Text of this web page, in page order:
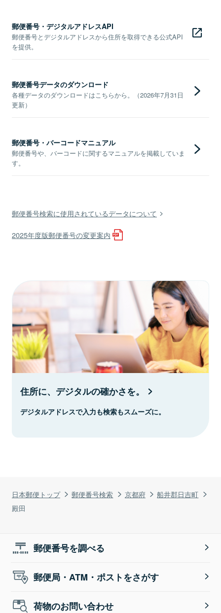
日本郵便トップ 郵便番号検索 京都府
船井郡日吉町
殿田
郵便番号・デジタルアドレスAPI
郵便番号とデジタルアドレスから住所を取得できる公式API
を提供。
郵便番号データのダウンロード
各種データのダウンロードはこちらから。（2026年7月31日
更新）
郵便番号・バーコードマニュアル
郵便番号や、バーコードに関するマニュアルを掲載していま
す。
郵便番号検索に使用されているデータについて
2025年度版郵便番号の変更案内
住所に、デジタルの確かさを。
デジタルアドレスで入力も検索もスムーズに。
郵便番号を調べる
郵便局・ATM・ポストをさがす
荷物のお問い合わせ